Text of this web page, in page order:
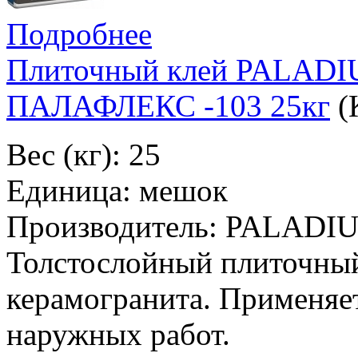
Подробнее
Плиточный клей
ПАЛАФЛЕКС -103 25кг
Вес (кг): 25
Единица: мешок
Производитель:
Толстослойный
керамогранита.
наружных работ.